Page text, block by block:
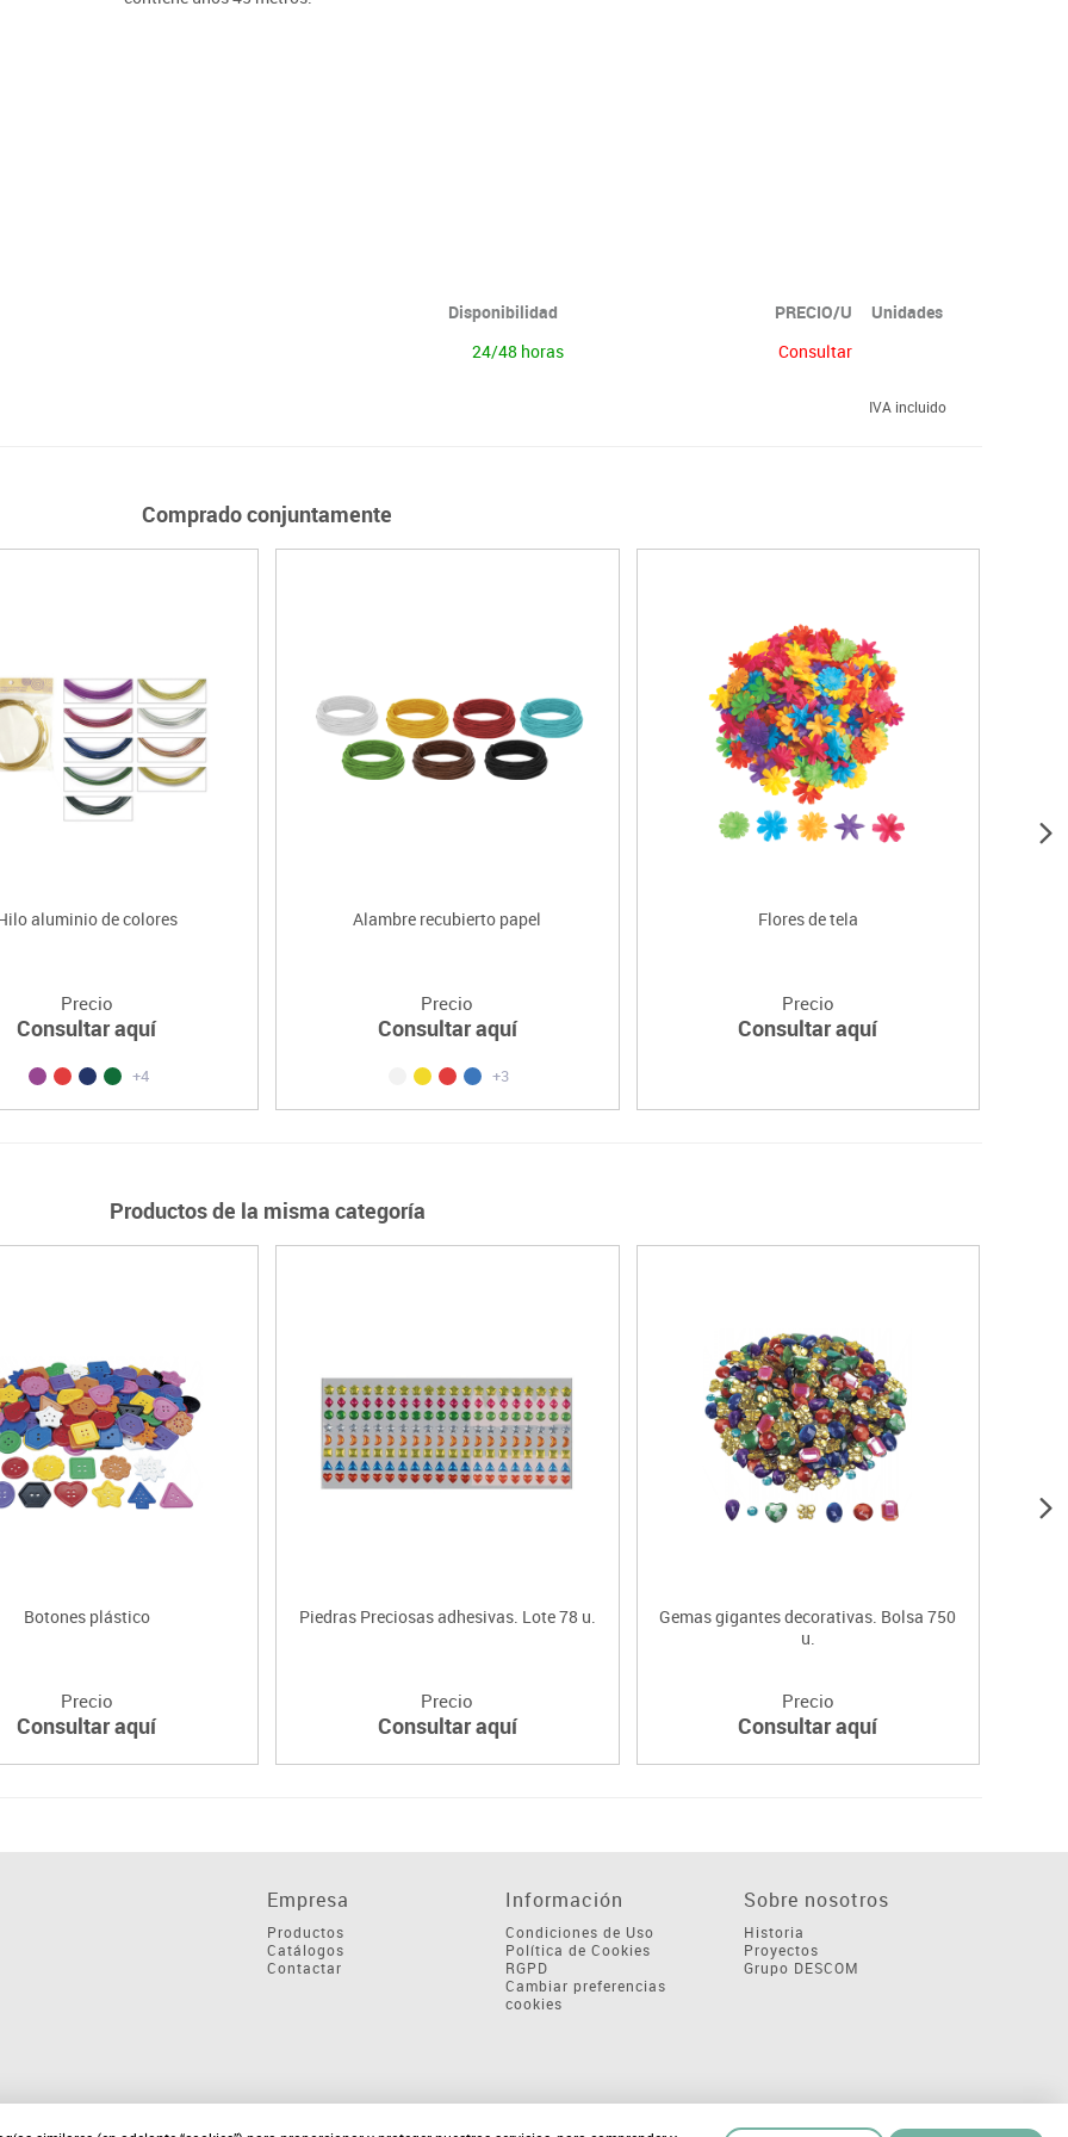
Disponibilidad PRECIO/U
Unidades
24/48 horas
Consultar
IVA incluido
Comprado conjuntamente
aluminio de colores
Precio
Consultar aquí
+4
Alambre recubierto papel
Precio
Consultar aquí
+3
Flores de tela
Precio
Consultar aquí
Productos de la misma categoría
Botones plástico
Precio
Consultar aquí
Piedras Preciosas adhesivas. Lote 78 u.
Precio
Consultar aquí
Gemas gigantes decorativas. Bolsa 750
u.
Precio
Consultar aquí
Empresa
Productos
Catálogos
Contactar
Información
Condiciones de Uso
Política de Cookies
RGPD
Cambiar preferencias
cookies
Sobre nosotros
Historia
Proyectos
Grupo DESCOM